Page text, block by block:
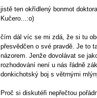
jistě ten okřídlený bonmot
Kučero...:o)
čím dál víc se mi zdá, že si tu
přesvědčen o své pravdě. Je to
názorem. Jenže dovolávat se
rozhodování není u nás řádně
donkichotský boj s větrnými
Proč si diskutéři nepřečtou